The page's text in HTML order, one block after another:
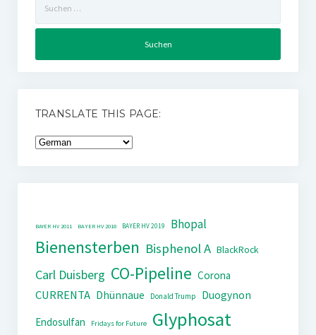
nach:
TRANSLATE THIS PAGE:
BAYER HV 2011 BAYER HV 2018 BAYER HV 2019 Bhopal
Bienensterben Bisphenol A BlackRock
Carl Duisberg CO-Pipeline Corona
CURRENTA Dhünnaue Donald Trump
Duogynon
Endosulfan
Fridays for Future Glyphosat